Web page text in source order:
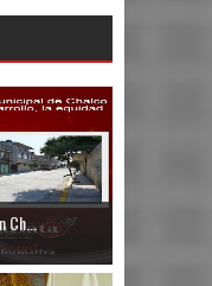
Ch...